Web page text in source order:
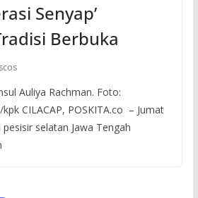
Senyap’
Berbuka
Auliya Rachman. Foto:
CILACAP, POSKITA.co – Jumat
selatan Jawa Tengah